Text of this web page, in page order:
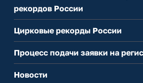
рекордов России
Цирковые рекорды России
Процесс подачи заявки на
Новости